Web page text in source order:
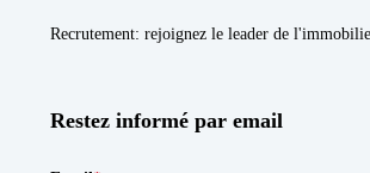
Recrutement: rejoignez le leader de
Restez informé par email